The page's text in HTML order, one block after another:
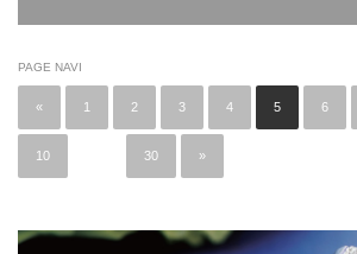
PAGE NAVI
« 1 2 3 4 5 6
10 30 »